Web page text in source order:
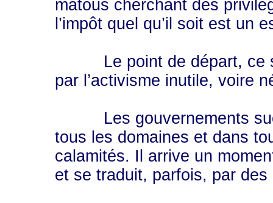
matous cherchant des
l’impôt quel qu’il soit est un
Le point de départ, ce
par l’activisme inutile, voire
Les gouvernements
tous les domaines et dans
calamités. Il arrive un
et se traduit, parfois, par